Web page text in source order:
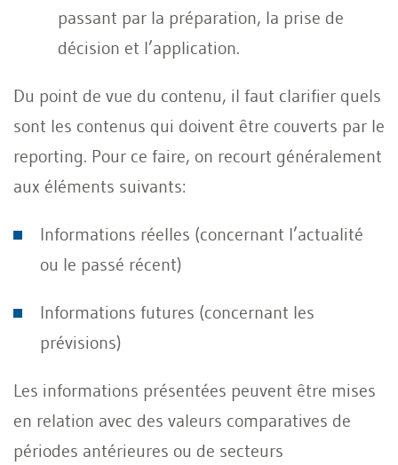
passant par la préparation, la prise de
décision et l’application.
Du point de vue du contenu, il faut clarifier quels
sont les contenus qui doivent être couverts par le
reporting. Pour ce faire, on recourt généralement
aux éléments suivants:
Informations réelles (concernant l’actualité
ou le passé récent)
Informations futures (concernant les
prévisions)
Les informations présentées peuvent être mises
en relation avec des valeurs comparatives de
périodes antérieures ou de secteurs